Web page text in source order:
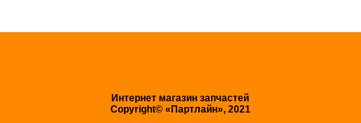
Интернет магазин запчастей
Copyright© «Партлайн», 2021